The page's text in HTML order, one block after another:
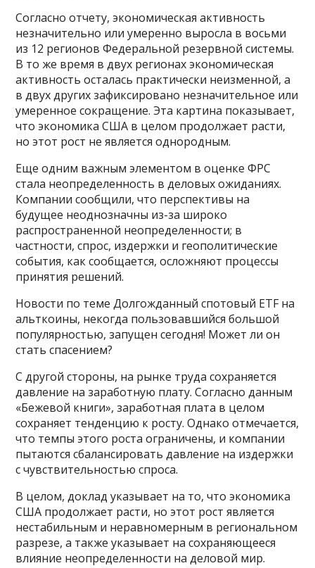
Согласно отчету, экономическая активность
незначительно или умеренно выросла в восьми
из 12 регионов Федеральной резервной системы.
В то же время в двух регионах экономическая
активность осталась практически неизменной, а
в двух других зафиксировано незначительное или
умеренное сокращение. Эта картина показывает,
что экономика США в целом продолжает расти,
но этот рост не является однородным.
Еще одним важным элементом в оценке ФРС
стала неопределенность в деловых ожиданиях.
Компании сообщили, что перспективы на
будущее неоднозначны из-за широко
распространенной неопределенности; в
частности, спрос, издержки и геополитические
события, как сообщается, осложняют процессы
принятия решений.
Новости по теме Долгожданный спотовый ETF на
альткоины, некогда пользовавшийся большой
популярностью, запущен сегодня! Может ли он
стать спасением?
С другой стороны, на рынке труда сохраняется
давление на заработную плату. Согласно данным
«Бежевой книги», заработная плата в целом
сохраняет тенденцию к росту. Однако отмечается,
что темпы этого роста ограничены, и компании
пытаются сбалансировать давление на издержки
с чувствительностью спроса.
В целом, доклад указывает на то, что экономика
США продолжает расти, но этот рост является
нестабильным и неравномерным в региональном
разрезе, а также указывает на сохраняющееся
влияние неопределенности на деловой мир.